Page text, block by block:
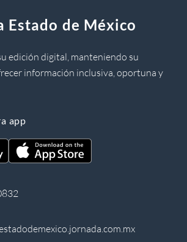
Estado de México
edición digital, manteniendo su
información inclusiva, oportuna y
app